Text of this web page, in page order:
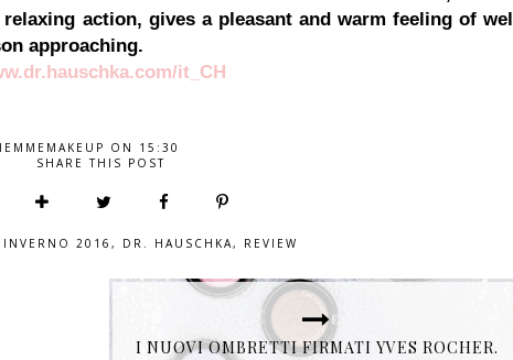
action, gives a pleasant and warm feeling of
approaching.
it_CH
ON 15:30
SHARE THIS POST
2016 , DR. HAUSCHKA, REVIEW
I NUOVI OMBRETTI FIRMATI YVES ROCHER.